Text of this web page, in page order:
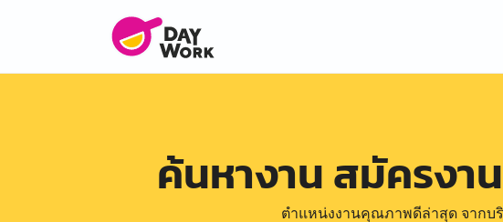
ค้นหางาน สมัครงาน
ตำแหน่งงานคุณภาพดีล่าสุด จาก